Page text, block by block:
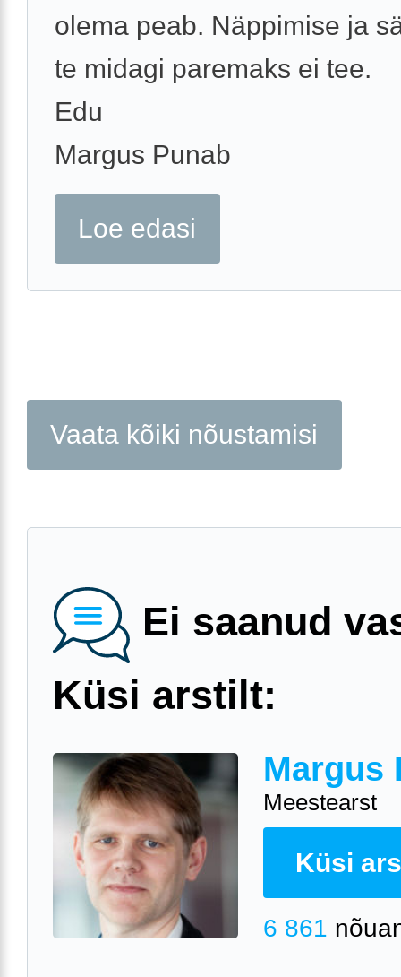
olema peab. Näppimise ja
te midagi paremaks ei tee.
Edu
Margus Punab
Loe edasi
Vaata kõiki nõustamisi
Ei saanud
Küsi arstilt:
Margus
Meestearst
Küsi
6 861